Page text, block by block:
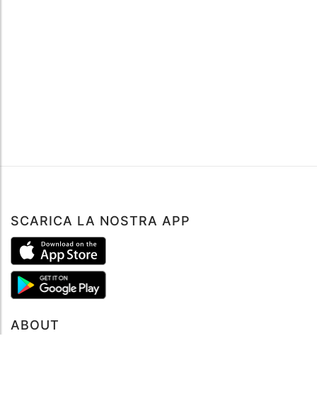
SCARICA LA NOSTRA APP
ABOUT